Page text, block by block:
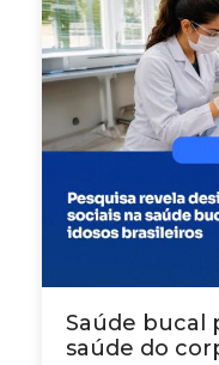
Saúde bucal
saúde do